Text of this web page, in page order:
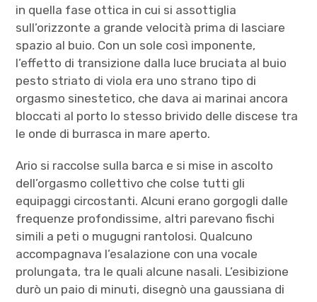
in quella fase ottica in cui si assottiglia
sull’orizzonte a grande velocità prima di lasciare
spazio al buio. Con un sole così imponente,
l’effetto di transizione dalla luce bruciata al buio
pesto striato di viola era uno strano tipo di
orgasmo sinestetico, che dava ai marinai ancora
bloccati al porto lo stesso brivido delle discese tra
le onde di burrasca in mare aperto.
Ario si raccolse sulla barca e si mise in ascolto
dell’orgasmo collettivo che colse tutti gli
equipaggi circostanti. Alcuni erano gorgogli dalle
frequenze profondissime, altri parevano fischi
simili a peti o mugugni rantolosi. Qualcuno
accompagnava l’esalazione con una vocale
prolungata, tra le quali alcune nasali. L’esibizione
durò un paio di minuti, disegnò una gaussiana di